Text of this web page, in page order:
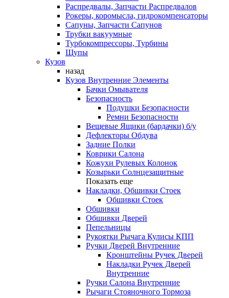
Распредвалы, Запчасти Распредвалов
Рокеры, коромысла, гидрокомпенсаторы
Сапуны, Запчасти Сапунов
Трубки вакуумные
Турбокомпрессоры, Турбины
Щупы
Кузов
назад
Кузов Внутренние Элементы
Бачки Омывателя
Безопасность
Подушки Безопасности
Ремни Безопасности
Вещевые Ящики (бардачки) б/у
Дефлекторы Обдува
Задние Полки
Коврики Салона
Кожухи Рулевых Колонок
Козырьки Солнцезащитные
Показать еще
Накладки, Обшивки Стоек
Обшивки Стоек
Обшивки
Обшивки Дверей
Пепельницы
Рукоятки Рычага Кулисы КПП
Ручки Дверей Внутренние
Кронштейны Ручек Дверей
Накладки Ручек Дверей
Внутренние
Ручки Салона Внутренние
Рычаги Стояночного Тормоза